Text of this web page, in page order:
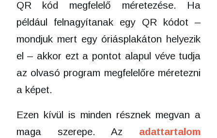
QR kód megfelelő méretezése. Ha
például felnagyítanak egy QR kódot –
mondjuk mert egy óriásplakáton helyezik
el – akkor ezt a pontot alapul véve tudja
az olvasó program megfelelőre méretezni
a képet.
Ezen kívül is minden résznek megvan a
maga szerepe. Az adattartalom